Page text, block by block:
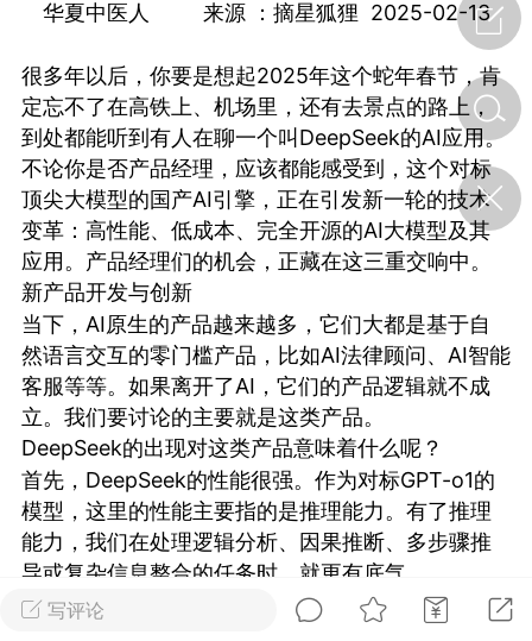
·特急预警】关
节返乡期间“闪
急提示
0
如何购买【理肺清瘟膏】
【养正护络膏】？
小海（HAi） 2
容平，顺时收
时精气
0
谷气行、营卫通：内经视角
下的脾胃调养要义
写评论
华夏中医人 来源 ：摘星狐狸 2025-02-13
很多年以后，你要是想起2025年这个蛇年春节，肯
定忘不了在高铁上、机场里，还有去景点的路上，
到处都能听到有人在聊一个叫DeepSeek的AI应用。
不论你是否产品经理，应该都能感受到，这个对标
顶尖大模型的国产AI引擎，正在引发新一轮的技术
变革：高性能、低成本、完全开源的AI大模型及其
应用。产品经理们的机会，正藏在这三重交响中。
新产品开发与创新
当下，AI原生的产品越来越多，它们大都是基于自
然语言交互的零门槛产品，比如AI法律顾问、AI智能
客服等等。如果离开了AI，它们的产品逻辑就不成
立。我们要讨论的主要就是这类产品。
DeepSeek的出现对这类产品意味着什么呢？
首先，DeepSeek的性能很强。作为对标GPT-o1的
模型，这里的性能主要指的是推理能力。有了推理
能力，我们在处理逻辑分析、因果推断、多步骤推
导或复杂信息整合的任务时，就更有底气。
比如临床诊断辅助，过去，当我们面对患者主诉